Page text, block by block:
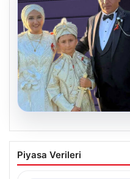
Çanakkale’de
dönüştü. Yusuf
Piyasa Verileri